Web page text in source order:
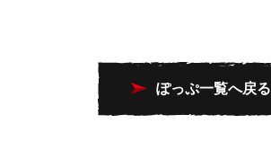
ぽっぷ一覧へ戻る